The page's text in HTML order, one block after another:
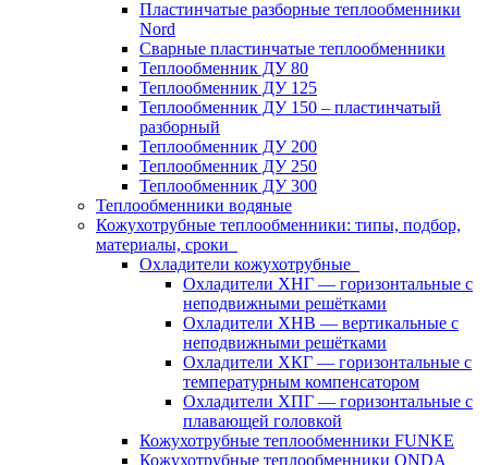
Пластинчатые разборные теплообменники
Nord
Сварные пластинчатые теплообменники
Теплообменник ДУ 80
Теплообменник ДУ 125
Теплообменник ДУ 150 – пластинчатый
разборный
Теплообменник ДУ 200
Теплообменник ДУ 250
Теплообменник ДУ 300
Теплообменники водяные
Кожухотрубные теплообменники: типы, подбор,
материалы, сроки
Охладители кожухотрубные
Охладители ХНГ — горизонтальные с
неподвижными решётками
Охладители ХНВ — вертикальные с
неподвижными решётками
Охладители ХКГ — горизонтальные с
температурным компенсатором
Охладители ХПГ — горизонтальные с
плавающей головкой
Кожухотрубные теплообменники FUNKE
Кожухотрубные теплообменники ONDA